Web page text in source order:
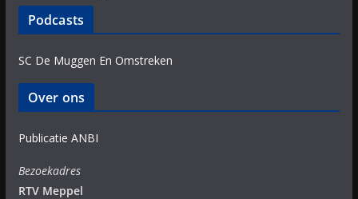
Podcasts
SC De Muggen En Omstreken
Over ons
Publicatie ANBI
Bezoekadres
RTV Meppel